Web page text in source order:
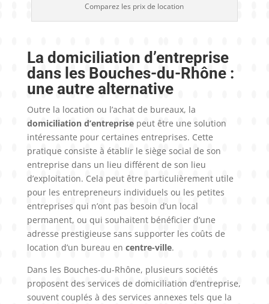
Comparez les prix de location
La domiciliation d’entreprise
dans les Bouches-du-Rhône :
une autre alternative
Outre la location ou l’achat de bureaux, la
domiciliation d’entreprisepeut être une solution
intéressante pour certaines entreprises. Cette
pratique consiste à établir le siège social de son
entreprise dans un lieu différent de son lieu
d’exploitation. Cela peut être particulièrement utile
pour les entrepreneurs individuels ou les petites
entreprises qui n’ont pas besoin d’un local
permanent, ou qui souhaitent bénéficier d’une
adresse prestigieuse sans supporter les coûts de
location d’un bureau en centre-ville.
Dans les Bouches-du-Rhône, plusieurs sociétés
proposent des services de domiciliation d’entreprise,
souvent couplés à des services annexes tels que la